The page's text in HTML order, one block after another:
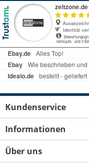
Kundenservice
Informationen
Über uns